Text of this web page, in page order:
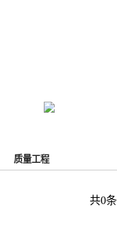
质量工程
共0条